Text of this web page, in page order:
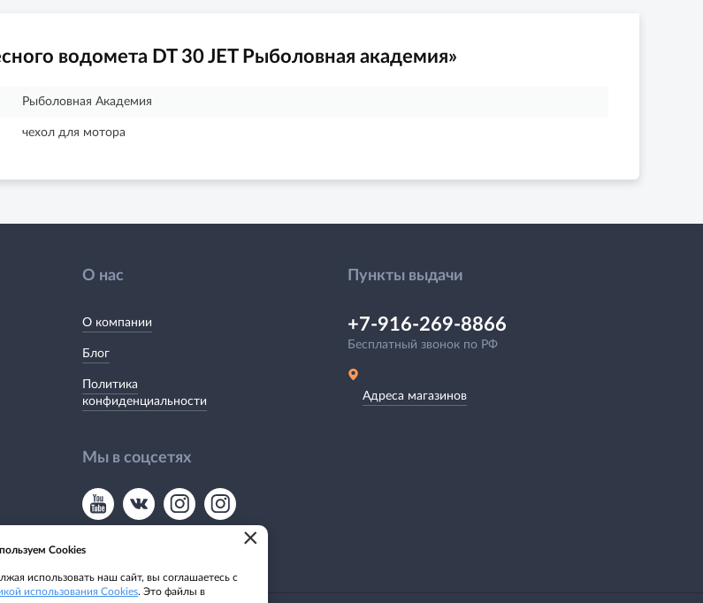
водомета DT 30 JET Рыболовная академия»
Рыболовная Академия
чехол для мотора
О нас
О компании
Блог
Политика
конфиденциальности
Мы в соцсетях
Пункты выдачи
+7-916-269-8866
Бесплатный звонок по РФ
Адреса магазинов
×
Cookies
использовать наш сайт, вы соглашаетесь с
использования Cookies. Это файлы в